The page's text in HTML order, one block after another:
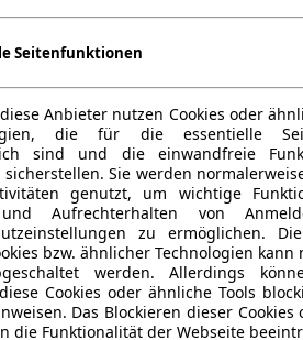
Seitenfunktionen
Anbieter nutzen Cookies oder
die für die essentielle
sind und die einwandfreie
sicherstellen. Sie werden
genutzt, um wichtige
Aufrechterhalten von
zu ermöglichen.
bzw. ähnlicher Technologien kann
werden. Allerdings
Cookies oder ähnliche Tools
Das Blockieren dieser
die Funktionalität der Webseite